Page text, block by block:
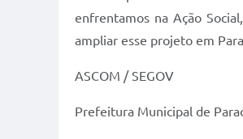
enfrentamos na Ação
ampliar esse projeto em
ASCOM / SEGOV
Prefeitura Municipal de